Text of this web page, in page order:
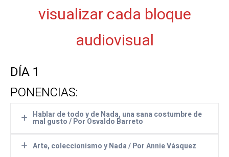
visualizar cada bloque
audiovisual
DÍA 1
PONENCIAS:
Hablar de todo y de Nada, una sana costumbre de
mal gusto / Por Osvaldo Barreto
PONENCIA
Arte, coleccionismo y Nada / Por Annie Vásquez